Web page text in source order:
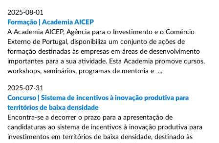
2025-08-01
Formação | Academia AICEP
A Academia AICEP, Agência para o Investimento e o Comércio
Externo de Portugal, disponibiliza um conjunto de ações de
formação destinadas às empresas em áreas de desenvolvimento
importantes para a sua atividade. Esta Academia promove cursos,
workshops, seminários, programas de mentoria e ...
2025-07-31
Concurso | Sistema de incentivos à inovação produtiva para
territórios de baixa densidade
Encontra-se a decorrer o prazo para a apresentação de
candidaturas ao sistema de incentivos à inovação produtiva para
investimentos em territórios de baixa densidade, destinado às